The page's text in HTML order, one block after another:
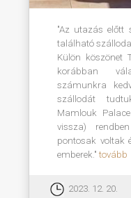
"Az utazás előtt
található szálloda
Külön köszönet
korábban
számunkra
szállodát
Mamlouk
vissza)
pontosak voltak
emberek." tovább
2023. 12. 20.